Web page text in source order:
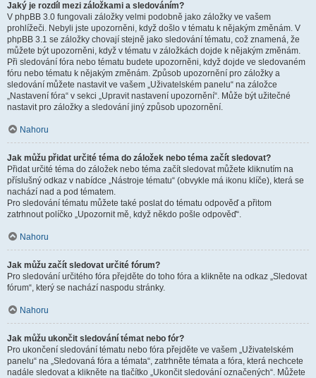
Jaký je rozdíl mezi záložkami a sledováním?
V phpBB 3.0 fungovali záložky velmi podobně jako záložky ve vašem
prohlížeči. Nebyli jste upozorněni, když došlo v tématu k nějakým změnám. V
phpBB 3.1 se záložky chovají stejně jako sledování tématu, což znamená, že
můžete být upozorněni, když v tématu v záložkách dojde k nějakým změnám.
Při sledování fóra nebo tématu budete upozorněni, když dojde ve sledovaném
fóru nebo tématu k nějakým změnám. Způsob upozornění pro záložky a
sledování můžete nastavit ve vašem „Uživatelském panelu“ na záložce
„Nastavení fóra“ v sekci „Upravit nastavení upozornění“. Může být užitečné
nastavit pro záložky a sledování jiný způsob upozornění.
Nahoru
Jak můžu přidat určité téma do záložek nebo téma začít sledovat?
Přidat určité téma do záložek nebo téma začít sledovat můžete kliknutím na
příslušný odkaz v nabídce „Nástroje tématu“ (obvykle má ikonu klíče), která se
nachází nad a pod tématem.
Pro sledování tématu můžete také poslat do tématu odpověď a přitom
zatrhnout políčko „Upozornit mě, když někdo pošle odpověď“.
Nahoru
Jak můžu začít sledovat určité fórum?
Pro sledování určitého fóra přejděte do toho fóra a klikněte na odkaz „Sledovat
fórum“, který se nachází naspodu stránky.
Nahoru
Jak můžu ukončit sledování témat nebo fór?
Pro ukončení sledování tématu nebo fóra přejděte ve vašem „Uživatelském
panelu“ na „Sledovaná fóra a témata“, zatrhněte témata a fóra, která nechcete
nadále sledovat a klikněte na tlačítko „Ukončit sledování označených“. Můžete